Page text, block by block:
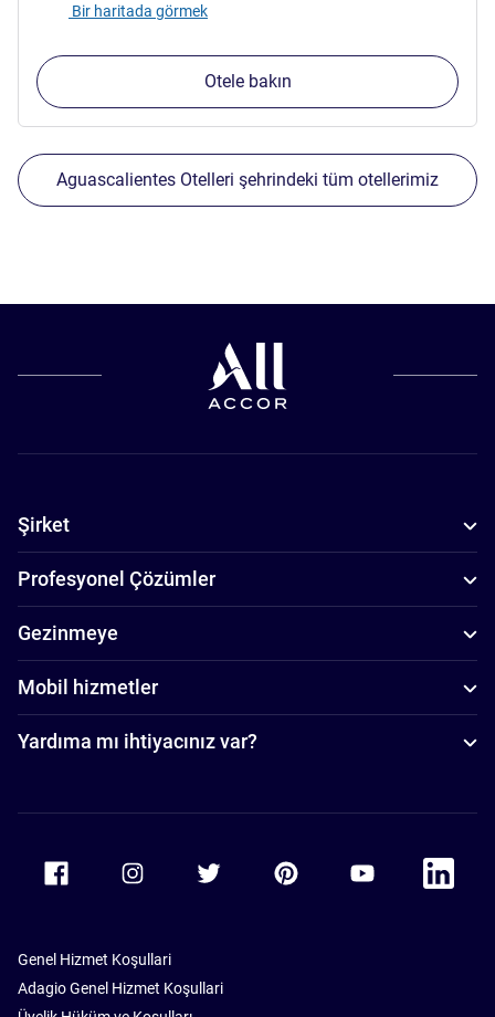
Bir haritada görmek
Otele bakın
Aguascalientes Otelleri şehrindeki tüm otellerimiz
Şirket
Profesyonel Çözümler
Gezinmeye
Mobil hizmetler
Yardıma mı ihtiyacınız var?
Accor Youtube
Accor
Genel Hizmet Koşullari
Adagio Genel Hizmet Koşullari